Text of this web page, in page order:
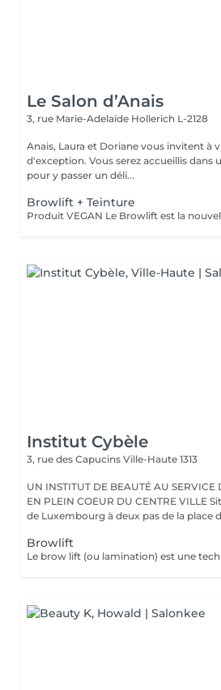
Le Salon d’Anais
3, rue Marie-Adelaïde Hollerich L-2128
Anais, Laura et Doriane vous invitent à
d'exception. Vous serez accueillis dans un cadre raffiné et feutré
pour y passer un déli...
Browlift + Teinture
Institut Cybèle
3, rue des Capucins Ville-Haute 1313
UN INSTITUT DE BEAUTÉ AU SERVICE
EN PLEIN COEUR DU CENTRE VILLE Situé en plein centre ville
de Luxembourg à deux pas de la place
Browlift